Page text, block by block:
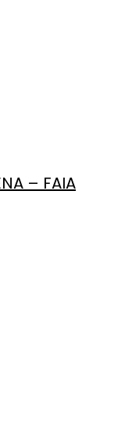
– FAIA